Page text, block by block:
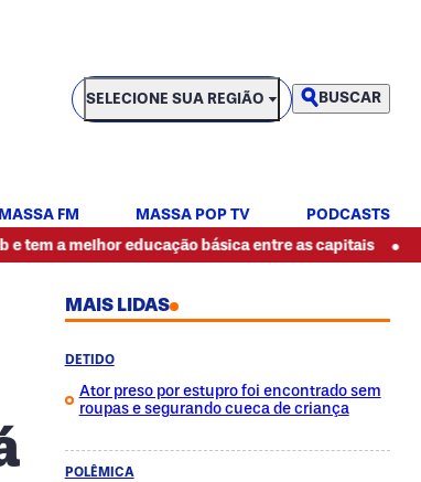
SELECIONE SUA REGIÃO
SELECIONE SUA REGIÃO BUSCAR
MASSA FM MASSA POP TV
PODCASTS
educação básica entre as capitais • Jogador
MAIS LIDAS
DETIDO
Ator preso por estupro foi encontrado sem
roupas e segurando cueca de criança
POLÊMICA